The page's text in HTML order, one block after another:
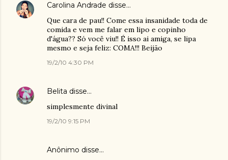
Carolina Andrade disse…
Que cara de pau!! Come essa insanidade toda de
comida e vem me falar em lipo e copinho
d'água?? Só você viu!! É isso ai amiga, se lipa
mesmo e seja feliz: COMA!!! Beijão
19/2/10 4:30 PM
Belita disse…
simplesmente divinal
19/2/10 9:15 PM
Anônimo disse…